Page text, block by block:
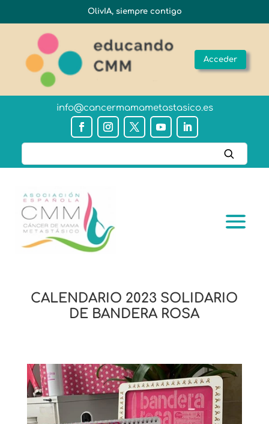
OlivIA, siempre contigo
Acceder
info@cancermamametastasico.es
CALENDARIO 2023 SOLIDARIO
DE BANDERA ROSA